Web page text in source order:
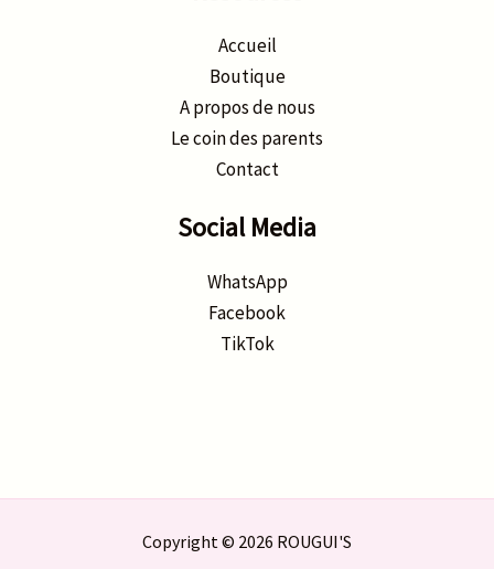
Accueil
Boutique
A propos de nous
Le coin des parents
Contact
Social Media
WhatsApp
Facebook
TikTok
Copyright © 2026 ROUGUI'S